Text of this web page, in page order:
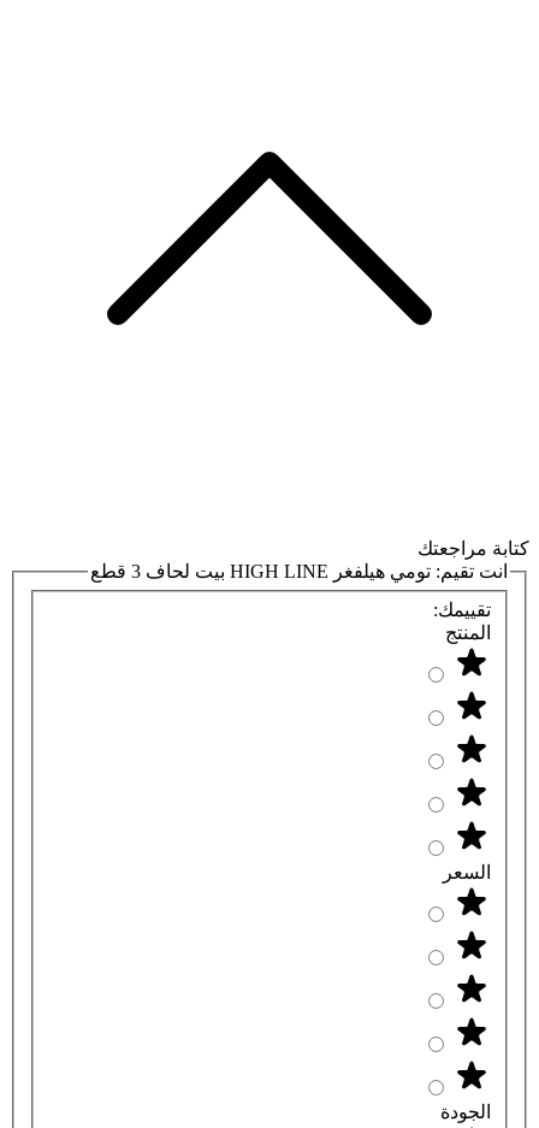
كتابة مراجعتك
انت تقيم: تومي هيلفغر HIGH LINE بيت لحاف 3 قطع
تقييمك:
المنتج
السعر
الجودة